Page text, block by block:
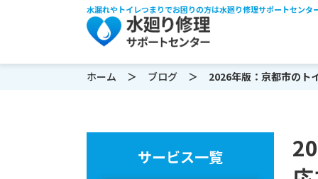
水漏れやトイレつまりでお困りの方は水廻り修理サポートセンタ
ホーム ブログ 2026年版：京都市のト
サービス一覧